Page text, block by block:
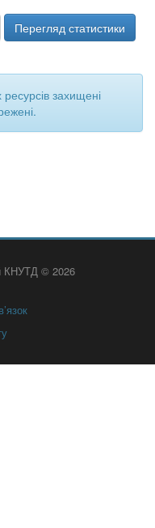
Перегляд статистики
ресурсів захищені
КНУТД © 2026